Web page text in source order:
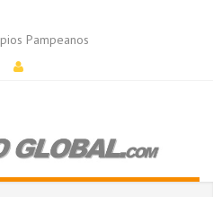
Pampeanos